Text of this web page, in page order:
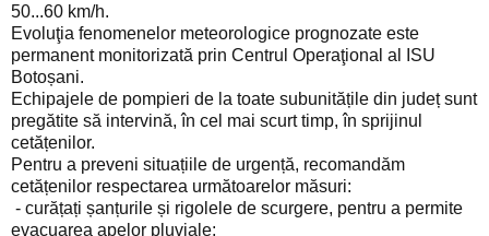
50...60 km/h.
Evoluţia fenomenelor meteorologice prognozate este
permanent monitorizată prin Centrul Operaţional al ISU
Botoșani.
Echipajele de pompieri de la toate subunitățile din județ sunt
pregătite să intervină, în cel mai scurt timp, în sprijinul
cetățenilor.
Pentru a preveni situațiile de urgență, recomandăm
cetățenilor respectarea următoarelor măsuri:
- curățați șanțurile și rigolele de scurgere, pentru a permite
evacuarea apelor pluviale;